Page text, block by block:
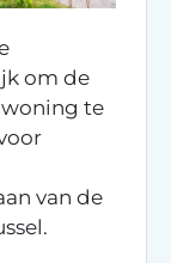
om de
te
van de